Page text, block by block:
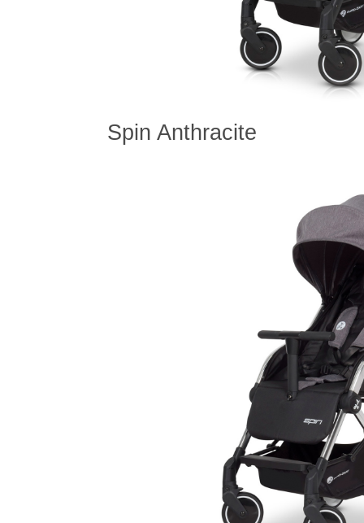
Spin Anthracite